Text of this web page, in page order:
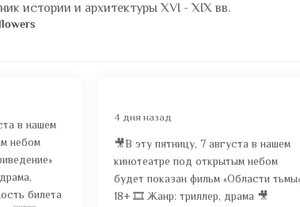
истории и архитектуры XVI - XIX вв.
в нашем
небом
билета
4 дня назад
🎥В эту пятницу, 7 августа в нашем
кинотеатре под открытым небом
будет показан фильм «Области
18+ 🎞️ Жанр: триллер, драма 🎥